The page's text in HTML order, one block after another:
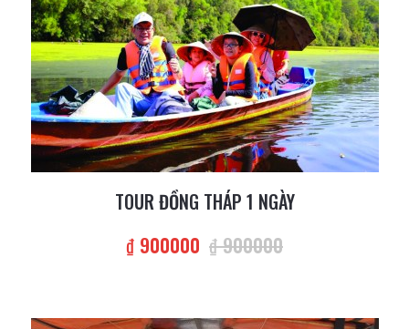
TOUR ĐỒNG THÁP 1 NGÀY
₫ 900000 ₫ 900000